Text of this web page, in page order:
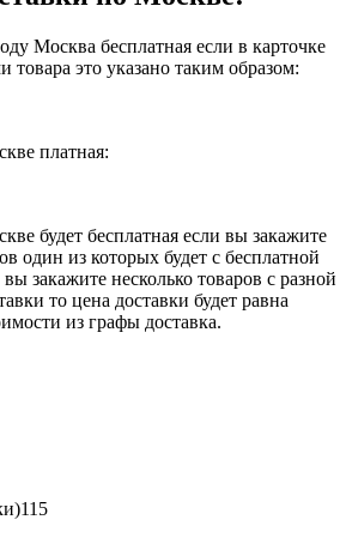
Москва бесплатная если в карточке
товара это указано таким образом:
платная:
будет бесплатная если вы закажите
один из которых будет с бесплатной
закажите несколько товаров с разной
то цена доставки будет равна
из графы доставка.
115